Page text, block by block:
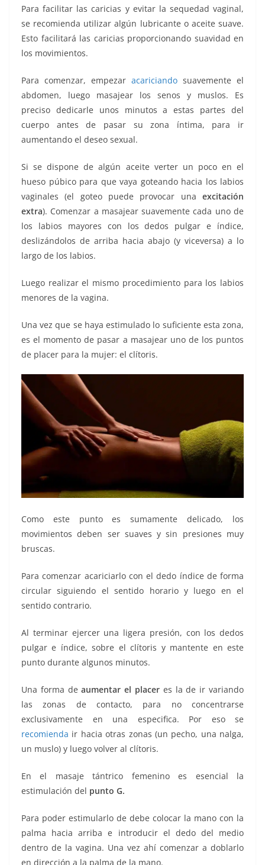
Para facilitar las caricias y evitar la sequedad vaginal,
se recomienda utilizar algún lubricante o aceite suave.
Esto facilitará las caricias proporcionando suavidad en
los movimientos.
Para comenzar, empezar acariciando suavemente el
abdomen, luego masajear los senos y muslos. Es
preciso dedicarle unos minutos a estas partes del
cuerpo antes de pasar su zona íntima, para ir
aumentando el deseo sexual.
Si se dispone de algún aceite verter un poco en el
hueso púbico para que vaya goteando hacia los labios
vaginales (el goteo puede provocar una excitación
extra). Comenzar a masajear suavemente cada uno de
los labios mayores con los dedos pulgar e índice,
deslizándolos de arriba hacia abajo (y viceversa) a lo
largo de los labios.
Luego realizar el mismo procedimiento para los labios
menores de la vagina.
Una vez que se haya estimulado lo suficiente esta zona,
es el momento de pasar a masajear uno de los puntos
de placer para la mujer: el clítoris.
Como este punto es sumamente delicado, los
movimientos deben ser suaves y sin presiones muy
bruscas.
Para comenzar acariciarlo con el dedo índice de forma
circular siguiendo el sentido horario y luego en el
sentido contrario.
Al terminar ejercer una ligera presión, con los dedos
pulgar e índice, sobre el clítoris y mantente en este
punto durante algunos minutos.
Una forma deaumentar el placer es la de ir variando
las zonas de contacto, para no concentrarse
exclusivamente en una especifica. Por eso se
recomienda ir hacia otras zonas (un pecho, una nalga,
un muslo) y luego volver al clítoris.
En el masaje tántrico femenino es esencial la
estimulación del punto G.
Para poder estimularlo de debe colocar la mano con la
palma hacia arriba e introducir el dedo del medio
dentro de la vagina. Una vez ahí comenzar a doblarlo
en dirección a la palma de la mano.